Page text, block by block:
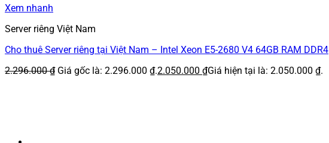
Xem nhanh
Server riêng Việt Nam
Cho thuê Server riêng tại Việt Nam – Intel Xeon E5-2680 V4 64GB RAM DDR4
2.296.000₫ Giá gốc là: 2.296.000 ₫.2.050.000 ₫Giá hiện tại là: 2.050.000 ₫.